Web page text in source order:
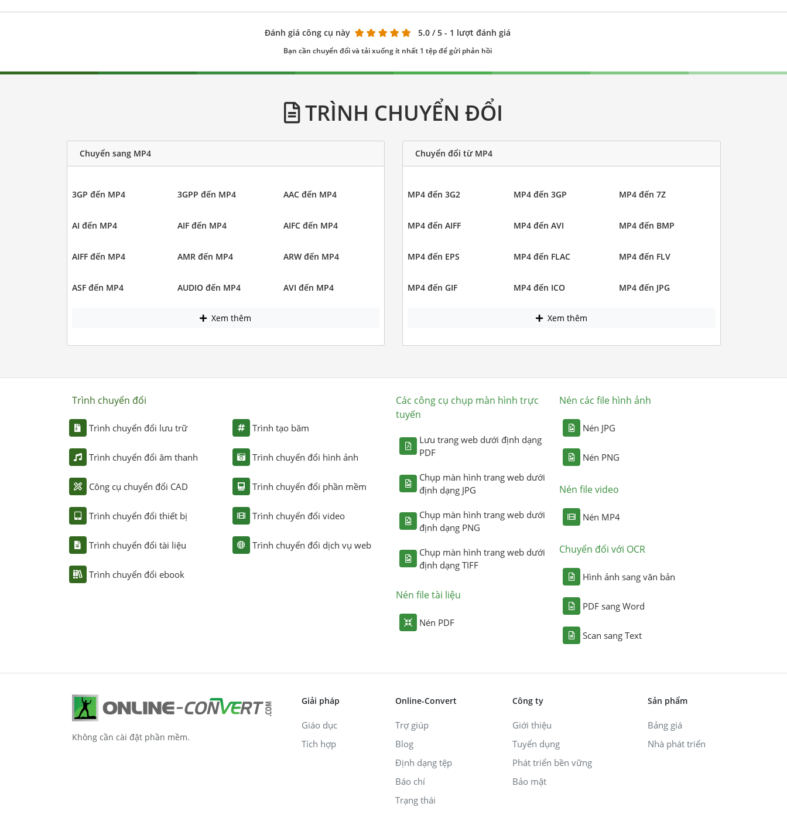
Đánh giá công cụ này 5.0 / 5 - 1 lượt đánh giá
Bạn cần chuyển đổi và tải xuống ít nhất 1 tệp để gửi phản hồi
TRÌNH CHUYỂN ĐỔI
Chuyển sang MP4
3GP đến MP4 3GPP đến MP4 AAC đến MP4
AI đến MP4 AIF đến MP4 AIFC đến MP4
AIFF đến MP4 AMR đến MP4 ARW đến MP4
ASF đến MP4 AUDIO đến MP4 AVI đến MP4
Xem thêm
Chuyển đổi từ MP4
MP4 đến 3G2 MP4 đến 3GP MP4 đến 7Z
MP4 đến AIFF MP4 đến AVI MP4 đến BMP
MP4 đến EPS MP4 đến FLAC MP4 đến FLV
MP4 đến GIF MP4 đến ICO MP4 đến JPG
Xem thêm
Trình chuyển đổi
Trình chuyển đổi lưu trữ
Trình chuyển đổi âm thanh
Công cụ chuyển đổi CAD
Trình chuyển đổi thiết bị
Trình chuyển đổi tài liệu
Trình chuyển đổi ebook
Trình tạo băm
Trình chuyển đổi hình ảnh
Trình chuyển đổi phần mềm
Trình chuyển đổi video
Trình chuyển đổi dịch vụ web
Các công cụ chụp màn hình trực
tuyến
Lưu trang web dưới định dạng
PDF
Chụp màn hình trang web dưới
định dạng JPG
Chụp màn hình trang web dưới
định dạng PNG
Chụp màn hình trang web dưới
định dạng TIFF
Nén file tài liệu
Nén PDF
Nén các file hình ảnh
Nén JPG
Nén PNG
Nén file video
Nén MP4
Chuyển đổi với OCR
Hình ảnh sang văn bản
PDF sang Word
Scan sang Text
Không cần cài đặt phần mềm.
Giải pháp
Giáo dục
Tích hợp
Online-Convert
Trợ giúp
Blog
Định dạng tệp
Báo chí
Trạng thái
Công ty
Giới thiệu
Tuyển dụng
Phát triển bền vững
Bảo mật
Sản phẩm
Bảng giá
Nhà phát triển